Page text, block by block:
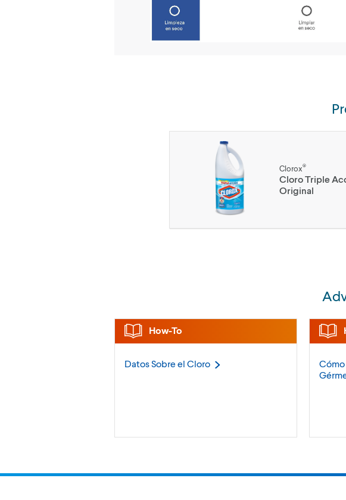
Clorox®
Cloro Triple
Original
How-To
Datos Sobre el Cloro
Cómo